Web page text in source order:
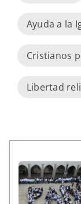
Ayuda a la
Cristianos
Libertad